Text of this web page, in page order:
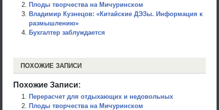
Плоды творчества на Мичуринском
Владимир Кузнецов: «Китайские ДЭЗы. Информация к
размышлению»
Бухгалтер заблуждается
ПОХОЖИЕ ЗАПИСИ
Похожие Записи:
Перерасчет для отдыхающих и недовольных
Плоды творчества на Мичуринском